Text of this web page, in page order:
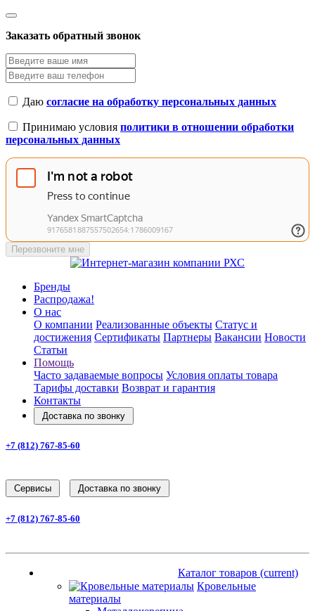
Заказать обратный звонок
Даю согласие на обработку персональных данных
Принимаю условия политики в отношении обработки
персональных данных
Перезвоните мне
Бренды
Распродажа!
О нас
О компании Реализованные объекты Статус и
достижения Сертификаты Партнеры Вакансии Новости
Статьи
Помощь
Часто задаваемые вопросы Условия оплаты товара
Тарифы доставки Возврат и гарантия
Контакты
Доставка по звонку
+7 (812) 767-85-60
Cервисы Доставка по звонку
+7 (812) 767-85-60
Каталог товаров (current)
Кровельные
материалы